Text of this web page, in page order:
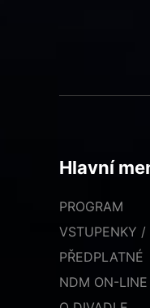
Hlavní
PROGRAM
VSTUPENKY /
PŘEDPLATNÉ
NDM ON-LINE